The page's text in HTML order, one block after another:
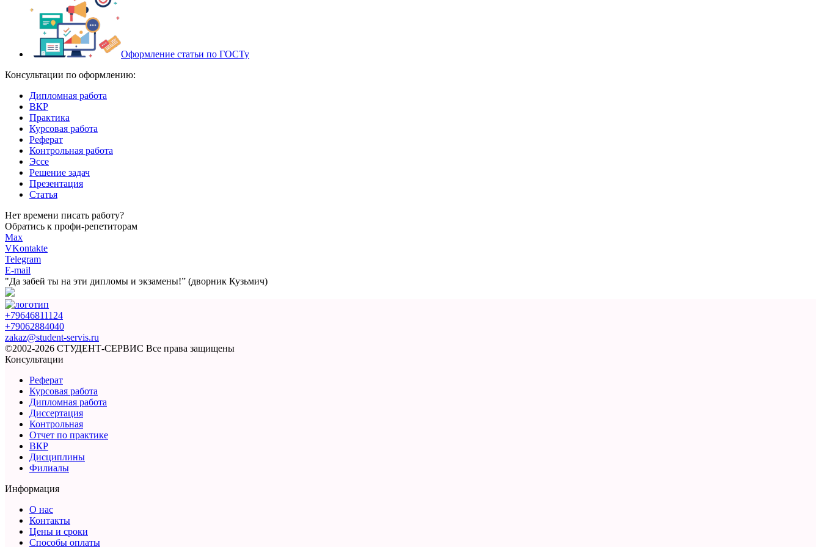
Оформление статьи по ГОСТу
Консультации по оформлению:
Дипломная работа
ВКР
Практика
Курсовая работа
Реферат
Контрольная работа
Эссе
Решение задач
Презентация
Статья
Нет времени писать работу?
Обратись к профи-репетиторам
Max
VKontakte
Telegram
E-mail
"Да забей ты на эти дипломы и экзамены!” (дворник Кузьмич)
+79646811124
+79062884040
zakaz@student-servis.ru
©2002-2026 СТУДЕНТ-СЕРВИС Все права защищены
Консультации
Реферат
Курсовая работа
Дипломная работа
Диссертация
Контрольная
Отчет по практике
ВКР
Дисциплины
Филиалы
Информация
О нас
Контакты
Цены и сроки
Способы оплаты